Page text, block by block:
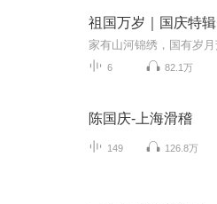
祖国万岁｜国庆特辑
6 82.1万
陈国庆-上海滑稽
149 126.8万